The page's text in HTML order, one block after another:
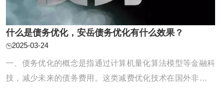
什么是债务优化，安岳债务优化有什么效果？
2025-03-24
一、债务优化的概念是指通过计算机量化算法模型等金融科
技，减少未来的债务费用。这类减费优化技术在国外非常普